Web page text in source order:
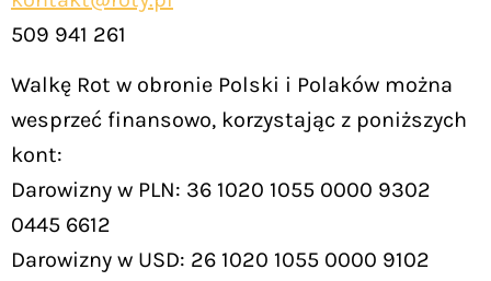
509 941 261
Walkę Rot w obronie Polski i Polaków można
wesprzeć finansowo, korzystając z poniższych
kont:
Darowizny w PLN: 36 1020 1055 0000 9302
0445 6612
Darowizny w USD: 26 1020 1055 0000 9102